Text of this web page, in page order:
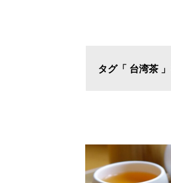
タグ「 台湾茶